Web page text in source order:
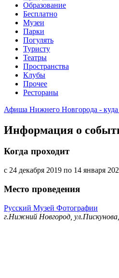
Образование
Бесплатно
Музеи
Парки
Погулять
Туристу
Театры
Пространства
Клубы
Прочее
Рестораны
Афиша Нижнего Новгорода - куда
Информация о
Когда проходит
с 24 декабря 2019 по 14 января
Место проведения
Русский Музей Фотографии
г.Нижний Новгород,